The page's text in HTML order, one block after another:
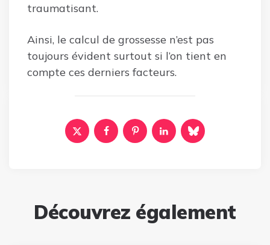
traumatisant.
Ainsi, le calcul de grossesse n’est pas
toujours évident surtout si l’on tient en
compte ces derniers facteurs.
Découvrez également